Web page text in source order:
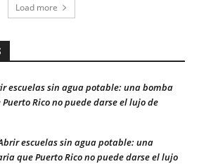
Load more
escuelas sin agua potable: una bomba
Rico no puede darse el lujo de
escuelas sin agua potable: una
que Puerto Rico no puede darse el lujo